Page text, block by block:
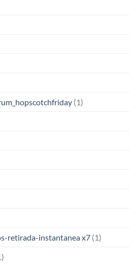
(1)
retirada-instantanea x7 (1)